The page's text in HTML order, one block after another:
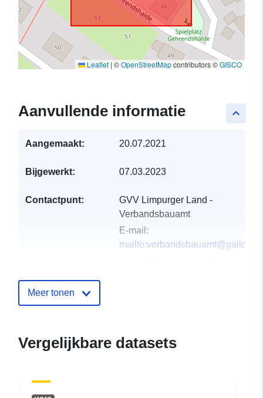
Leaflet | ©OpenStreetMapcontributors ©GISCO
keyboard_arrow_up
Aanvullende informatie
Aangemaakt: 20.07.2021
Bijgewerkt: 07.03.2023
Contactpunt:
GVV Limpurger Land -
Verbandsbauamt
E-mail:
:
01 October 2022
Meer tonen
Vergelijkbare datasets